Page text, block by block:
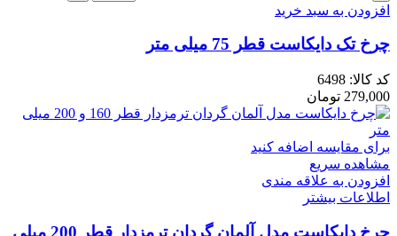
افزودن به سبد خرید
چرخ تک دایکاست قطر 75 میلی متر
کد کالا: 6498
279,000 تومان
برای مقایسه اضافه کنید
مشاهده سریع
افزودن به علاقه مندی
اطلاعات بیشتر
چرخ دایکاست مدل آلمان گردان ترمزدار قطر 200 میلی